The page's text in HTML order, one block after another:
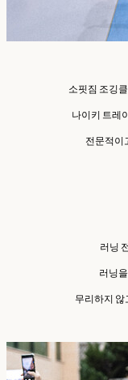
소핏짐 조깅
나이키 트레
전문적이
러닝
러닝
무리하지 않